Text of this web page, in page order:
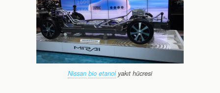
Nissan bio etanolyakıt hücresi